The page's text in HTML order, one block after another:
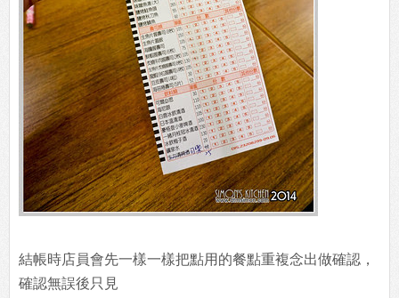
結帳時店員會先一樣一樣把點用的餐點重複念出做確認，
確認無誤後只見